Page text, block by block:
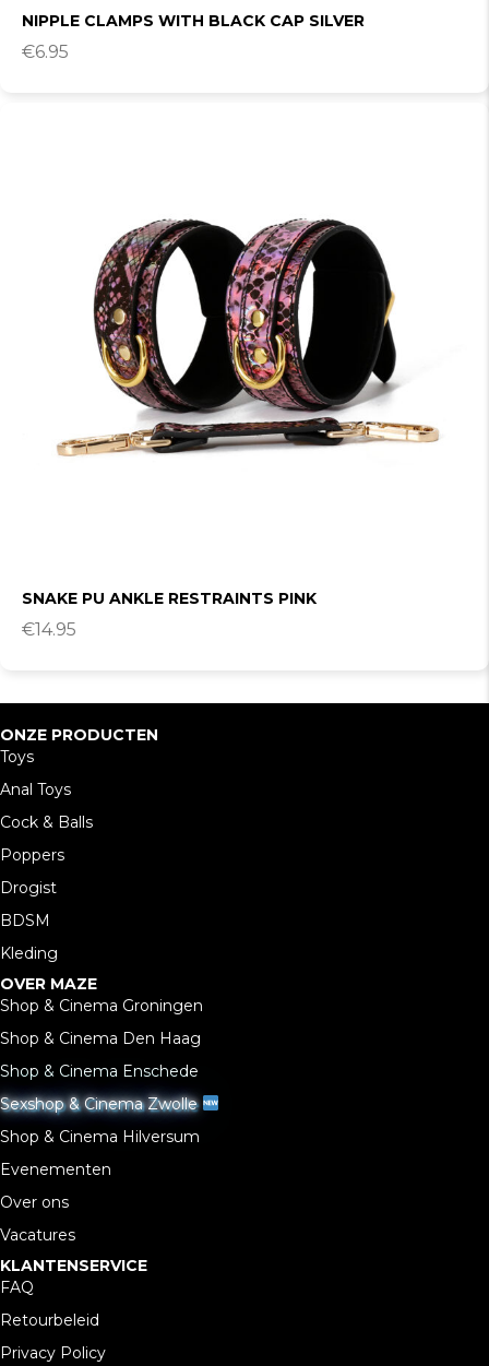
NIPPLE CLAMPS WITH BLACK CAP SILVER
€6.95
SNAKE PU ANKLE RESTRAINTS PINK
€14.95
ONZE PRODUCTEN
Toys
Anal Toys
Cock & Balls
Poppers
Drogist
BDSM
Kleding
OVER MAZE
Shop & Cinema Groningen
Shop & Cinema Den Haag
Shop & Cinema Enschede
Sexshop & Cinema Zwolle
Shop & Cinema Hilversum
Evenementen
Over ons
Vacatures
KLANTENSERVICE
FAQ
Retourbeleid
Privacy Policy